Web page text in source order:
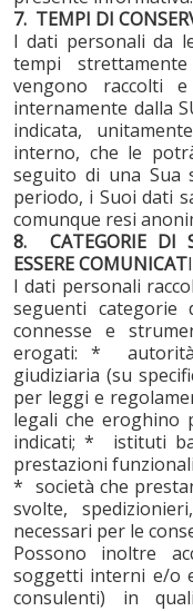
7. TEMPI DI
I dati personali da
tempi
vengono raccolti
internamente dalla
indicata,
interno, che le
seguito di una Sua
periodo, i Suoi dati
comunque resi
8. CATEGORIE DI
ESSERE COMUNICATI
I dati personali
seguenti categorie
connesse e
erogati: * autorità
giudiziaria (su
per leggi e
legali che eroghino
indicati; * istituti
prestazioni
* società che
svolte,
necessari per le
Possono inoltre
soggetti interni e/o
consulenti) in